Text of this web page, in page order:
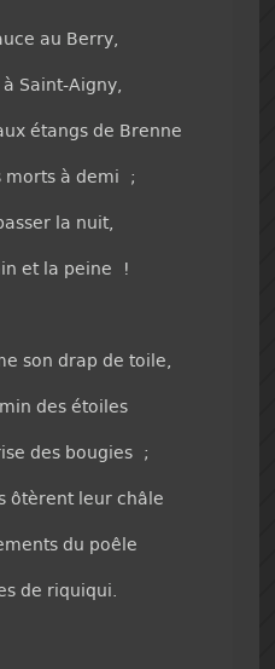
au Berry,
Saint-Aigny,
étangs de Brenne
morts à demi ;
la nuit,
et la peine !
son drap de toile,
des étoiles
des bougies ;
ôtèrent leur châle
du poêle
de riquiqui.